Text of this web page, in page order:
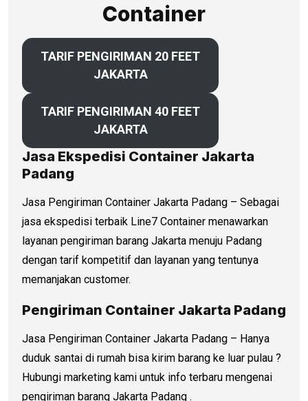
Container
TARIF PENGIRIMAN 20 FEET
JAKARTA
TARIF PENGIRIMAN 40 FEET
JAKARTA
Jasa Ekspedisi Container Jakarta
Padang
Jasa Pengiriman Container Jakarta Padang – Sebagai
jasa ekspedisi terbaik Line7 Container menawarkan
layanan pengiriman barang Jakarta menuju Padang
dengan tarif kompetitif dan layanan yang tentunya
memanjakan customer.
Pengiriman Container Jakarta Padang
Jasa Pengiriman Container Jakarta Padang – Hanya
duduk santai di rumah bisa kirim barang ke luar pulau ?
Hubungi marketing kami untuk info terbaru mengenai
pengiriman barang Jakarta Padang .